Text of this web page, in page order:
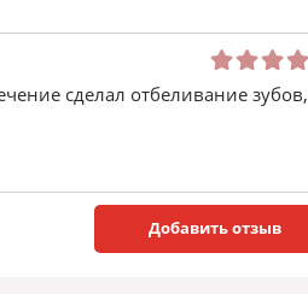
сделал отбеливание зубов,
Добавить отзыв